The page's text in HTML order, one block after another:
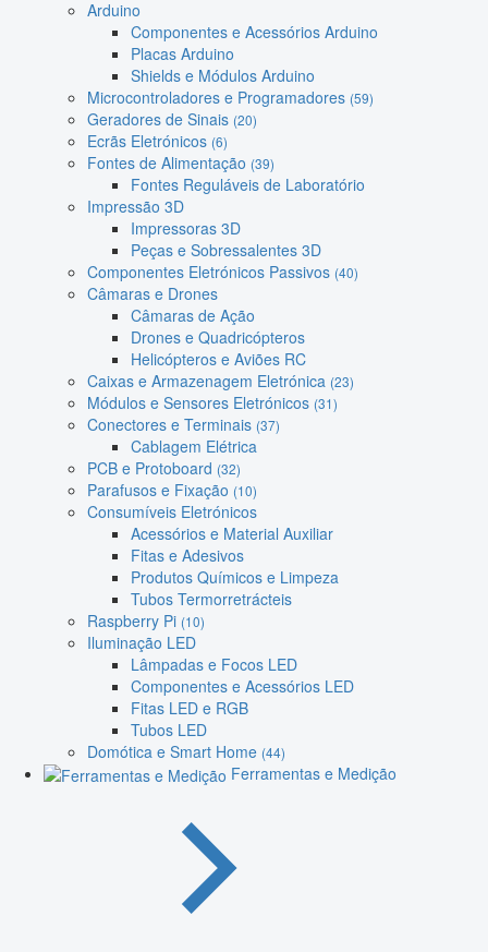
Arduino
Componentes e Acessórios Arduino
Placas Arduino
Shields e Módulos Arduino
Microcontroladores e Programadores (59)
Geradores de Sinais (20)
Ecrãs Eletrónicos (6)
Fontes de Alimentação (39)
Fontes Reguláveis de Laboratório
Impressão 3D
Impressoras 3D
Peças e Sobressalentes 3D
Componentes Eletrónicos Passivos (40)
Câmaras e Drones
Câmaras de Ação
Drones e Quadricópteros
Helicópteros e Aviões RC
Caixas e Armazenagem Eletrónica (23)
Módulos e Sensores Eletrónicos (31)
Conectores e Terminais (37)
Cablagem Elétrica
PCB e Protoboard (32)
Parafusos e Fixação (10)
Consumíveis Eletrónicos
Acessórios e Material Auxiliar
Fitas e Adesivos
Produtos Químicos e Limpeza
Tubos Termorretrácteis
Raspberry Pi (10)
Iluminação LED
Lâmpadas e Focos LED
Componentes e Acessórios LED
Fitas LED e RGB
Tubos LED
Domótica e Smart Home (44)
Ferramentas e Medição